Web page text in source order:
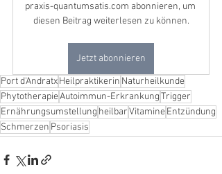
praxis-quantumsatis.com abonnieren, um
diesen Beitrag weiterlesen zu können.
Jetzt abonnieren
Port d'AndratxHeilpraktikerin Naturheilkunde
PhytotherapieAutoimmun-ErkrankungTrigger
Ernährungsumstellung heilbarVitamineEntzündung
Schmerzen Psoriasis